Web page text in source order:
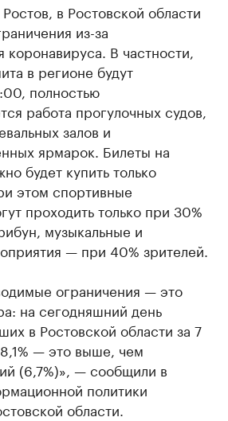
в Ростовской области
из-за
коронавируса. В частности,
в регионе будут
полностью
работа прогулочных судов,
залов и
ярмарок. Билеты на
будет купить только
этом спортивные
проходить только при 30%
музыкальные и
— при 40% зрителей.
ограничения — это
на сегодняшний день
в Ростовской области за 7
— это выше, чем
(6,7%)», — сообщили в
политики
области.